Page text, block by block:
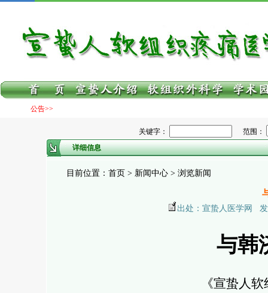
公告>>
关键字：
范围：
详细信息
目前位置：首页 > 新闻中心 > 浏览新闻
出处：宣蛰人医学网 发
与韩
《宣蛰人